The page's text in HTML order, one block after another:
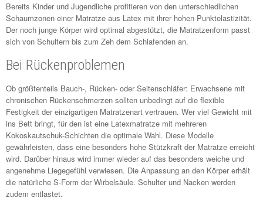
Bereits Kinder und Jugendliche profitieren von den unterschiedlichen
Schaumzonen einer Matratze aus Latex mit ihrer hohen Punktelastizität.
Der noch junge Körper wird optimal abgestützt, die Matratzenform passt
sich von Schultern bis zum Zeh dem Schlafenden an.
Bei Rückenproblemen
Ob größtenteils Bauch-, Rücken- oder Seitenschläfer: Erwachsene mit
chronischen Rückenschmerzen sollten unbedingt auf die flexible
Festigkeit der einzigartigen Matratzenart vertrauen. Wer viel Gewicht mit
ins Bett bringt, für den ist eine Latexmatratze mit mehreren
Kokoskautschuk-Schichten die optimale Wahl. Diese Modelle
gewährleisten, dass eine besonders hohe Stützkraft der Matratze erreicht
wird. Darüber hinaus wird immer wieder auf das besonders weiche und
angenehme Liegegefühl verwiesen. Die Anpassung an den Körper erhält
die natürliche S-Form der Wirbelsäule. Schulter und Nacken werden
zudem entlastet.